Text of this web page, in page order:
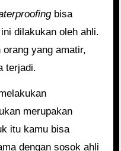
bisa
dilakukan oleh ahli.
yang amatir,
terjadi.
merupakan
itu kamu bisa
dengan sosok ahli